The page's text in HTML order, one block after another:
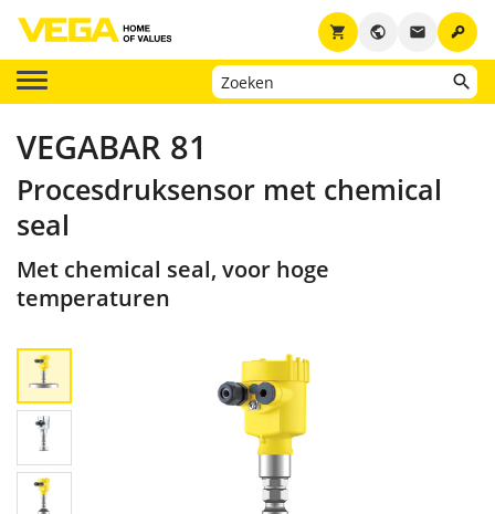
key
email
public
shopping_cart
VEGABAR 81
Procesdruksensor met chemical
seal
Met chemical seal, voor hoge
temperaturen